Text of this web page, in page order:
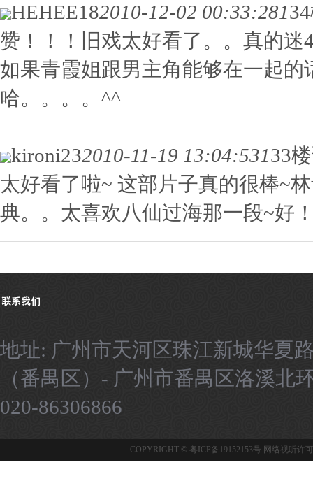
HEHEE182010-12-02 00:33:281
赞！！！旧戏太好看了。。真的
如果青霞姐跟男主角能够在一起
哈。。。。^^
kironi232010-11-19 13:04:53133
太好看了啦~ 这部片子真的很棒~
典。。太喜欢八仙过海那一段~好
地址: 广州市天河区珠江新城华
（番禺区）- 广州市番禺区洛溪
020-86306866
COPYRIGHT © 粤ICP备19152153号 网络视听许